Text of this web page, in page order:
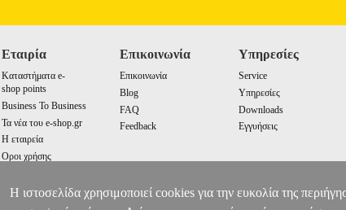
Εταιρία
Καταστήματα e-
shop points
Business To Business
Τα νέα του e-shop.gr
Η εταιρεία
Οροι χρήσης
Επικοινωνία
Επικοινωνία
Blog
FAQ
Feedback
Υπηρεσίες
Service
Υπηρεσίες
Downloads
Εγγυήσεις
Η ιστοσελίδα χρησιμοποιεί cookies για την ευκολία της